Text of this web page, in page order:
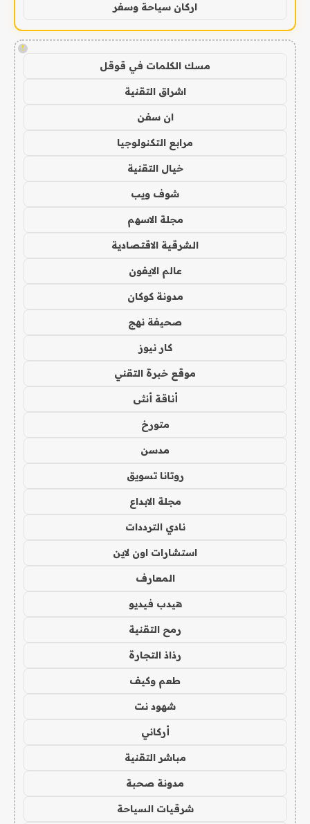
اركان سياحة وسفر
!
مسك الكلمات في قوقل
اشراق التقنية
ان سفن
مرابع التكنولوجيا
خيال التقنية
شوف ويب
مجلة الاسهم
الشرقية الاقتصادية
عالم الايفون
مدونة كوكان
صحيفة نهج
كار نيوز
موقع خبرة التقني
أناقة أنثى
متورخ
مدسن
روتانا تسويق
مجلة الابداع
نادي الترددات
استشارات اون لاين
المعارف
هيدب فيديو
رمح التقنية
رذاذ التجارة
طعم وكيف
شهود نت
أركاني
مباشر التقنية
مدونة صحبة
شرقيات السياحة